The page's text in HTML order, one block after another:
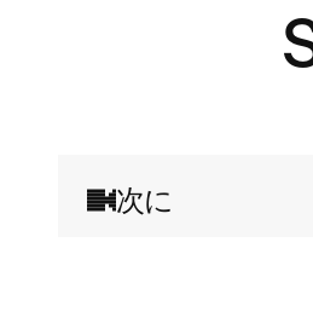
次に